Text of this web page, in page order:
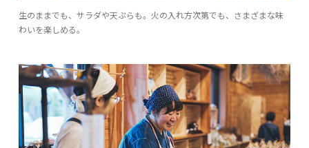
生のままでも、サラダや天ぷらも。火の入れ方次第でも、さまざまな味
わいを楽しめる。